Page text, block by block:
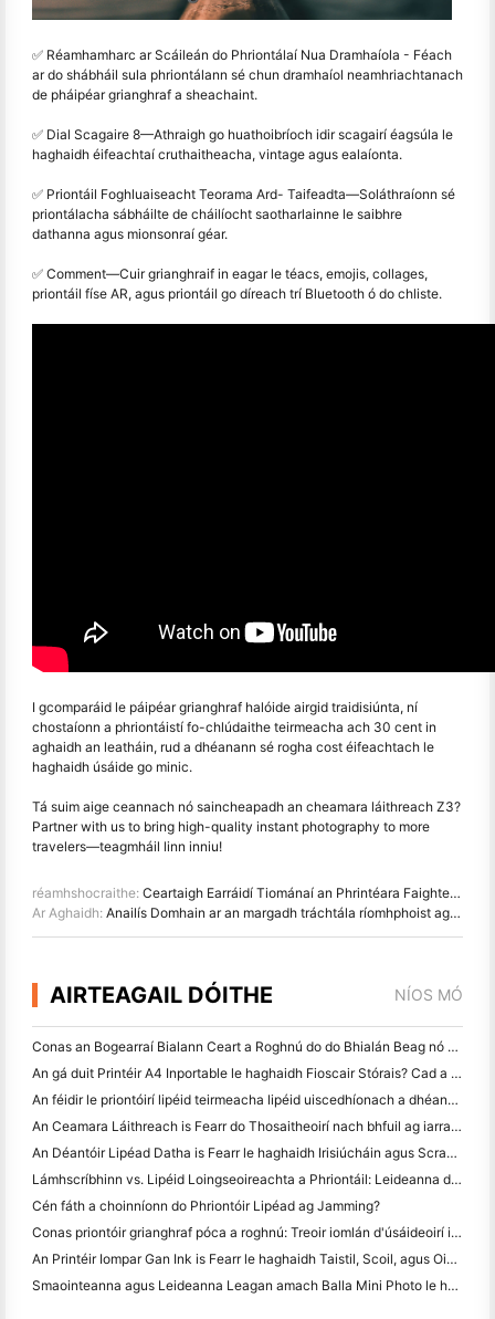
✅ Réamhamharc ar Scáileán do Phriontálaí Nua Dramhaíola - Féach
ar do shábháil sula phriontálann sé chun dramhaíol neamhriachtanach
de pháipéar grianghraf a sheachaint.
✅ Dial Scagaire 8—Athraigh go huathoibríoch idir scagairí éagsúla le
haghaidh éifeachtaí cruthaitheacha, vintage agus ealaíonta.
✅ Priontáil Foghluaiseacht Teorama Ard- Taifeadta—Soláthraíonn sé
priontálacha sábháilte de cháilíocht saotharlainne le saibhre
dathanna agus mionsonraí géar.
✅ Comment—Cuir grianghraif in eagar le téacs, emojis, collages,
priontáil físe AR, agus priontáil go díreach trí Bluetooth ó do chliste.
I gcomparáid le páipéar grianghraf halóide airgid traidisiúnta, ní
chostaíonn a phriontáistí fo-chlúdaithe teirmeacha ach 30 cent in
aghaidh an leatháin, rud a dhéanann sé rogha cost éifeachtach le
haghaidh úsáide go minic.
Tá suim aige ceannach nó saincheapadh an cheamara láithreach Z3?
Partner with us to bring high-quality instant photography to more
travelers—teagmháil linn inniu!
réamhshocraithe: Ceartaigh Earráidí Tiománaí an Phrintéara Faighte: 5 Réiteach Réiteach( 2025)
Ar Aghaidh: Anailís Domhain ar an margadh tráchtála ríomhphoist agus ar Dúshláin Logisticiúla sa MheánThoir in 2025
AIRTEAGAIL DÓITHE NÍOS MÓ
Conas an Bogearraí Bialann Ceart a Roghnú do do Bhialán Beag nó Meánmhéide
An gá duit Printéir A4 Inportable le haghaidh Fioscair Stórais? Cad a Oibríonn i ndáiríre
An féidir le priontóirí lipéid teirmeacha lipéid uiscedhíonach a dhéanamh do tháirgí gnó beag?
An Ceamara Láithreach is Fearr do Thosaitheoirí nach bhfuil ag iarraidh páipéar a chaitheamh
An Déantóir Lipéad Datha is Fearr le haghaidh Irisiúcháin agus Scrapbooking: Cuir Tuilleadh Datha le Gach Leathanach
Lámhscríbhinn vs. Lipéid Loingseoireachta a Phriontáil: Leideanna do Ghnólachtaí Beaga in 2026
Cén fáth a choinníonn do Phriontóir Lipéad ag Jamming?
Conas priontóir grianghraf póca a roghnú: Treoir iomlán d'úsáideoirí iris, taistil agus iPhone
An Printéir Iompar Gan Ink is Fearr le haghaidh Taistil, Scoil, agus Oibre Soghluaiste: Athbhreithniú Hanin MT620 Pro
Smaointeanna agus Leideanna Leagan amach Balla Mini Photo le haghaidh maisiú seomra leapa agus dormitory